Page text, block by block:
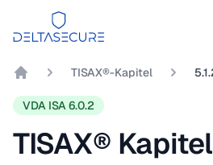
DeltaSecure
TISAX®-Kapitel
VDA ISA 6.0.2
TISAX® Kapitel